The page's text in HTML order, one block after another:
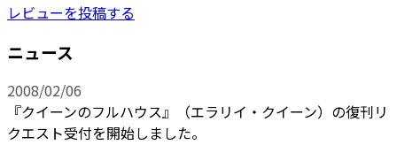
レビューを投稿する
ニュース
2008/02/06
『クイーンのフルハウス』（エラリイ・クイーン）の復刊リ
クエスト受付を開始しました。